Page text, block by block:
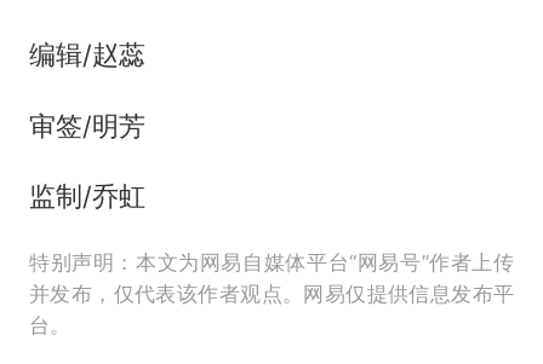
编辑/赵蕊
审签/明芳
监制/乔虹
特别声明：本文为网易自媒体平台“网易号”作者上传
并发布，仅代表该作者观点。网易仅提供信息发布平
台。